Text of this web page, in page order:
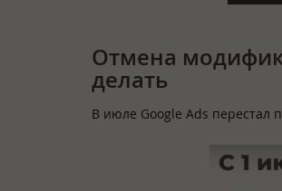
Отмена
делать
В июле Google Ads перестал